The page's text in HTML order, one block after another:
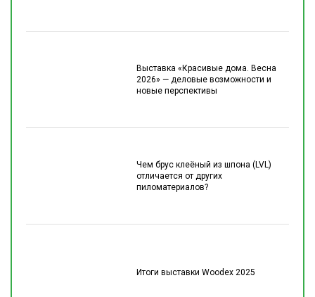
Выставка «Красивые дома. Весна
2026» — деловые возможности и
новые перспективы
Чем брус клеёный из шпона (LVL)
отличается от других
пиломатериалов?
Итоги выставки Woodex 2025